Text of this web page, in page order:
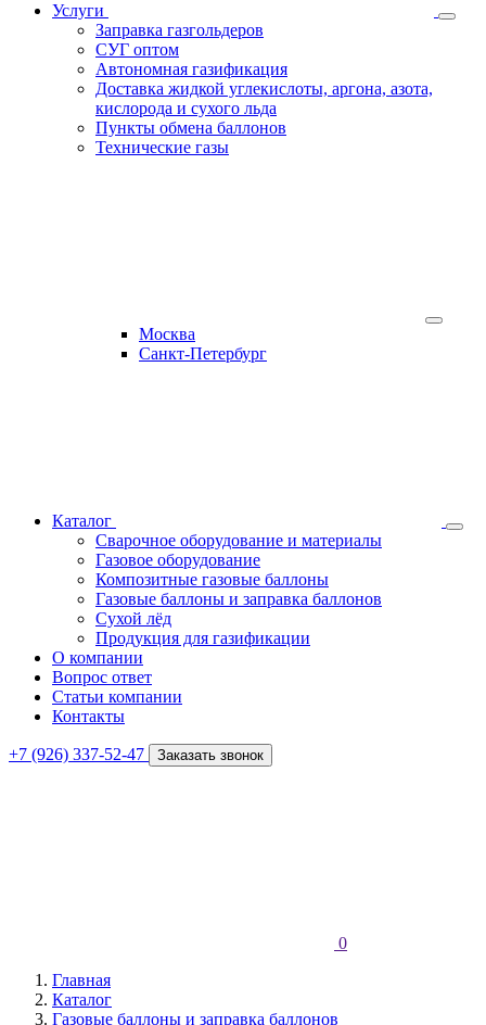
Услуги
Заправка газгольдеров
СУГ оптом
Автономная газификация
Доставка жидкой углекислоты, аргона, азота,
кислорода и сухого льда
Пункты обмена баллонов
Технические газы
Москва
Санкт-Петербург
Каталог
Сварочное оборудование и материалы
Газовое оборудование
Композитные газовые баллоны
Газовые баллоны и заправка баллонов
Сухой лёд
Продукция для газификации
О компании
Вопрос ответ
Статьи компании
Контакты
+7 (926) 337-52-47 Заказать звонок
0
Главная
Каталог
Газовые баллоны и заправка баллонов